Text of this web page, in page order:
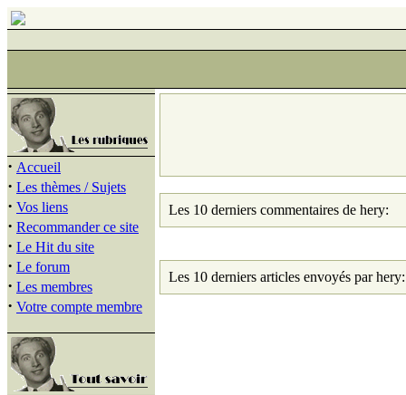
· Accueil
· Les thèmes / Sujets
· Vos liens
· Recommander ce site
· Le Hit du site
· Le forum
· Les membres
· Votre compte membre
Les 10 derniers commentaires de hery:
Les 10 derniers articles envoyés par hery: